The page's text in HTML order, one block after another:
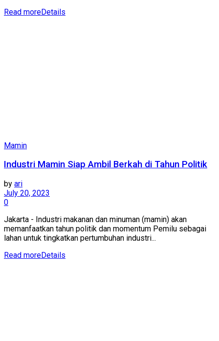
Read moreDetails
Mamin
Industri Mamin Siap Ambil Berkah di Tahun Politik
by ari
July 20, 2023
0
Jakarta - Industri makanan dan minuman (mamin) akan
memanfaatkan tahun politik dan momentum Pemilu sebagai
lahan untuk tingkatkan pertumbuhan industri...
Read moreDetails